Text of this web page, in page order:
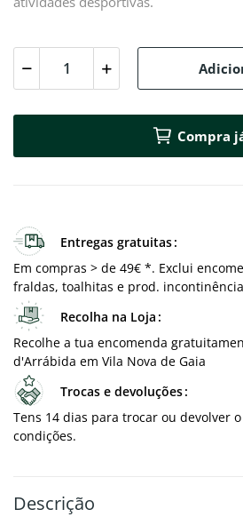
Compra
Entregas gratuitas
Em compras > de 49€ *. Exclui
fraldas, toalhitas e prod.
Recolha na Loja
Recolhe a tua encomenda
d'Arrábida em Vila Nova de Gaia
Trocas e devoluções
Tens 14 dias para trocar ou devolver
condições.
Descrição